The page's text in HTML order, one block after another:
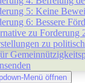
5: Keine
6: Bessere
zu Forderung
zu
Menü öffnen